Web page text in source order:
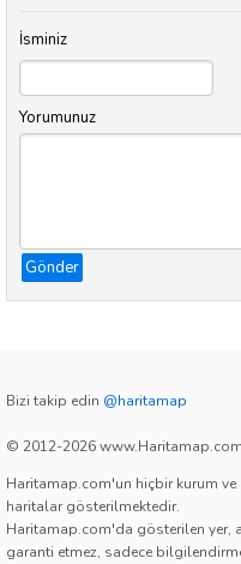
İsminiz
Yorumunuz
Gönder
Bizi takip edin @haritamap
© 2012-2026 www.Haritamap.com
Haritamap.com'un hiçbir kurum
haritalar gösterilmektedir.
Haritamap.com'da gösterilen yer,
garanti etmez, sadece